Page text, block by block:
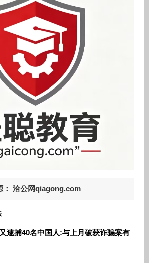
： 洽公网qiagong.com
逮捕40名中国人:与上月破获诈骗案有